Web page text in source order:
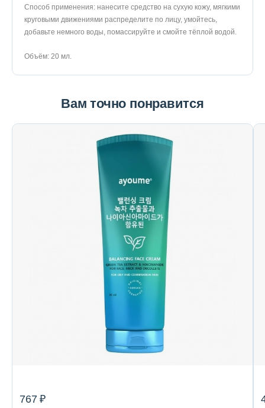
Способ применения: нанесите средство на сухую кожу, мягкими
круговыми движениями распределите по лицу, умойтесь,
добавьте немного воды, помассируйте и смойте тёплой водой.
Объём: 20 мл.
Вам точно понравится
767 ₽